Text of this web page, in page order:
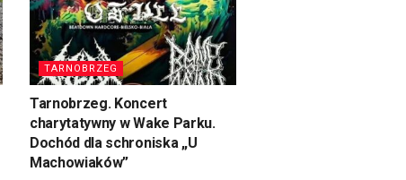
TARNOBRZEG
Tarnobrzeg. Koncert
charytatywny w Wake Parku.
Dochód dla schroniska „U
Machowiaków”